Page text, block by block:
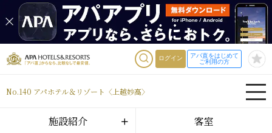
ログイン
アパ直をはじめて
ご利用の方
No.140 アパホテル＆リゾート〈上越妙高〉
施設紹介 客室